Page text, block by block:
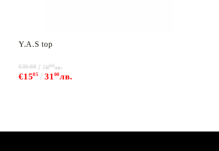
Y.A.S top
€1585 31 00лв.
€39.88 7800лв.